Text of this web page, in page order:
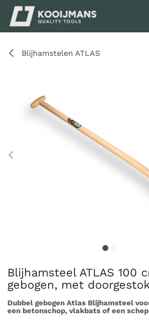
Overslaan naar inhoud
Blijhamstelen ATLAS
Blijhamsteel ATLAS 100
gebogen, met
Dubbel gebogen Atlas Blijhamsteel
een betonschop, vlakbats of een